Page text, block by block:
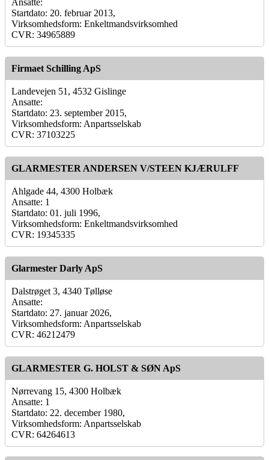
Ansatte:
Startdato: 20. februar 2013,
Virksomhedsform: Enkeltmandsvirksomhed
CVR: 34965889
Firmaet Schilling ApS
Landevejen 51, 4532 Gislinge
Ansatte:
Startdato: 23. september 2015,
Virksomhedsform: Anpartsselskab
CVR: 37103225
GLARMESTER ANDERSEN V/STEEN KJÆRULFF
Ahlgade 44, 4300 Holbæk
Ansatte: 1
Startdato: 01. juli 1996,
Virksomhedsform: Enkeltmandsvirksomhed
CVR: 19345335
Glarmester Darly ApS
Dalstrøget 3, 4340 Tølløse
Ansatte:
Startdato: 27. januar 2026,
Virksomhedsform: Anpartsselskab
CVR: 46212479
GLARMESTER G. HOLST & SØN ApS
Nørrevang 15, 4300 Holbæk
Ansatte: 1
Startdato: 22. december 1980,
Virksomhedsform: Anpartsselskab
CVR: 64264613